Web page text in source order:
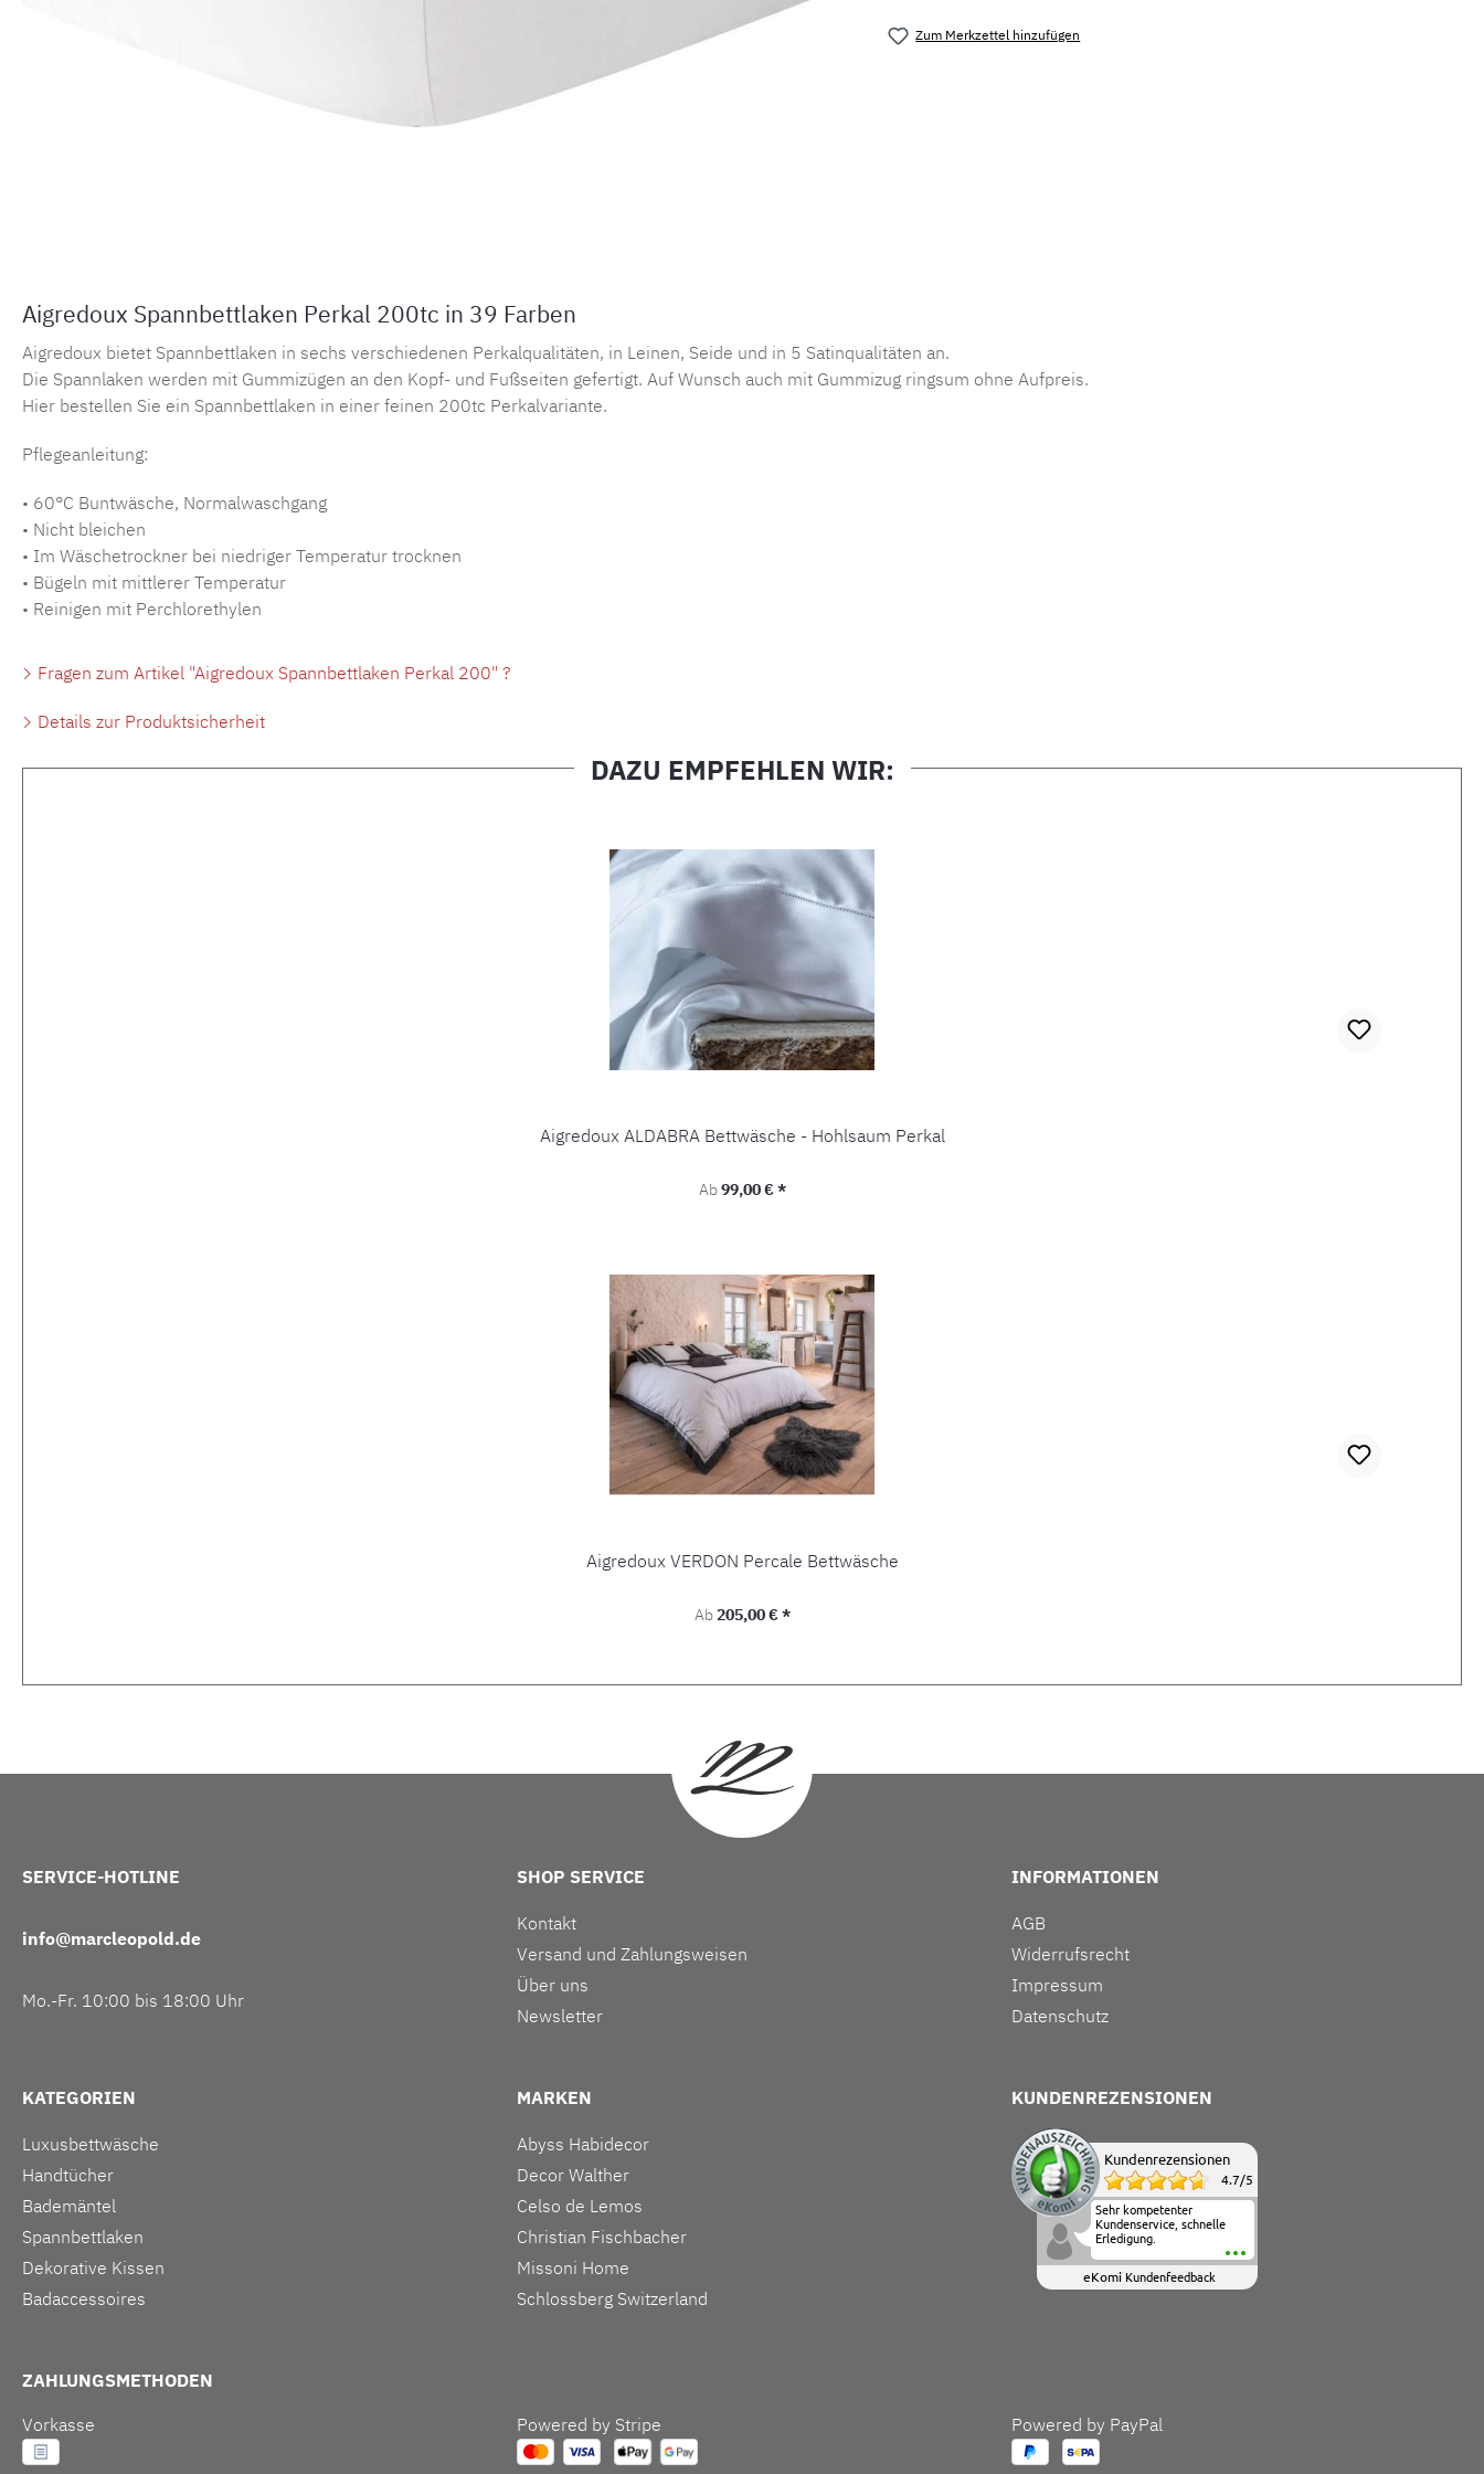
Zum Merkzettel hinzufügen
Aigredoux Spannbettlaken Perkal 200tc in 39 Farben
Aigredoux bietet Spannbettlaken in sechs verschiedenen Perkalqualitäten, in Leinen, Seide und in 5 Satinqualitäten an.
Die Spannlaken werden mit Gummizügen an den Kopf- und Fußseiten gefertigt. Auf Wunsch auch mit Gummizug ringsum ohne Aufpreis.
Hier bestellen Sie ein Spannbettlaken in einer feinen 200tc Perkalvariante.
Pflegeanleitung:
• 60°C Buntwäsche, Normalwaschgang
• Nicht bleichen
• Im Wäschetrockner bei niedriger Temperatur trocknen
• Bügeln mit mittlerer Temperatur
• Reinigen mit Perchlorethylen
Fragen zum Artikel "Aigredoux Spannbettlaken Perkal 200" ?
Details zur Produktsicherheit
DAZU EMPFEHLEN WIR:
Aigredoux ALDABRA Bettwäsche - Hohlsaum Perkal
Regulärer Preis:
Ab99,00 € *
Aigredoux VERDON Percale Bettwäsche
Regulärer Preis:
Ab205,00 € *
SERVICE-HOTLINE
info@marcleopold.de
Mo.-Fr. 10:00 bis 18:00 Uhr
SHOP SERVICE
Kontakt
Versand und Zahlungsweisen
Über uns
Newsletter
INFORMATIONEN
AGB
Widerrufsrecht
Impressum
Datenschutz
KATEGORIEN
Luxusbettwäsche
Handtücher
Bademäntel
Spannbettlaken
Dekorative Kissen
Badaccessoires
MARKEN
Abyss Habidecor
Decor Walther
Celso de Lemos
Christian Fischbacher
Missoni Home
Schlossberg Switzerland
KUNDENREZENSIONEN
Kundenrezensionen
4.7/5
Sehr kompetenter
Kundenservice, schnelle
Erledigung.
eKomi Kundenfeedback
ZAHLUNGSMETHODEN
Vorkasse
Powered by Stripe Powered by PayPal